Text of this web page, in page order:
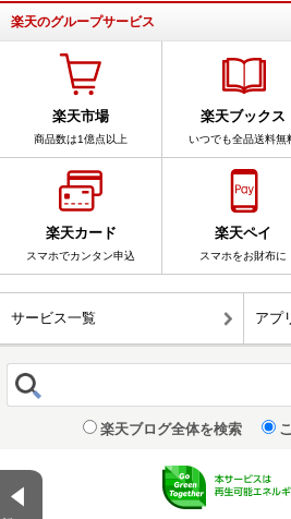
楽天のグループサービス
楽天市場
商品数は1億点以上
楽天ブックス
いつでも全品送料無
楽天カード
スマホでカンタン申込
楽天ペイ
スマホをお財布に
サービス一覧 アプ
楽天ブログ全体を検索